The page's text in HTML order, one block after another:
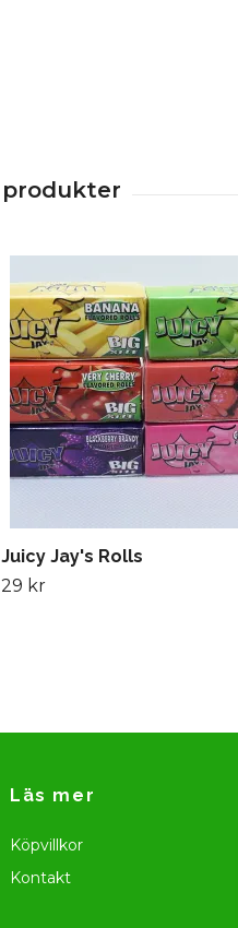
Juicy Jay's Rolls
29 kr
Läs mer
Köpvillkor
Kontakt